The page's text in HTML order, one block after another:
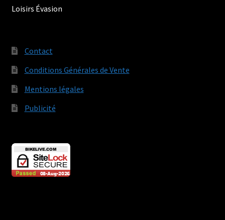
Contact
Conditions Générales de Vente
Mentions légales
Publicité